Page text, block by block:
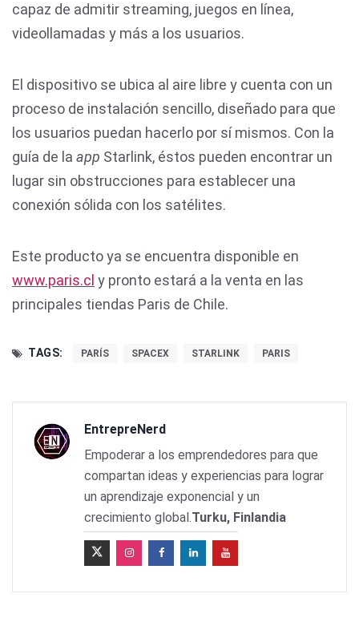
capaz de admitir streaming, juegos en línea,
videollamadas y más a los usuarios.
El dispositivo se ubica al aire libre y cuenta con un
proceso de instalación sencillo, diseñado para que
los usuarios puedan hacerlo por sí mismos. Con la
guía de la app Starlink, éstos pueden encontrar un
lugar sin obstrucciones para establecer una
conexión sólida con los satélites.
Este producto ya se encuentra disponible en
www.paris.cl y pronto estará a la venta en las
principales tiendas Paris de Chile.
TAGS: PARÍS SPACEX STARLINK PARIS
EntrepreNerd
Empoderar a los emprendedores para que
compartan ideas y experiencias para lograr
un aprendizaje exponencial y un
crecimiento global.Turku, Finlandia